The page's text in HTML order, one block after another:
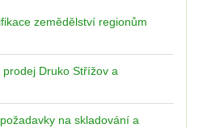
zemědělství regionům
prodej Druko Střížov a
na skladování a